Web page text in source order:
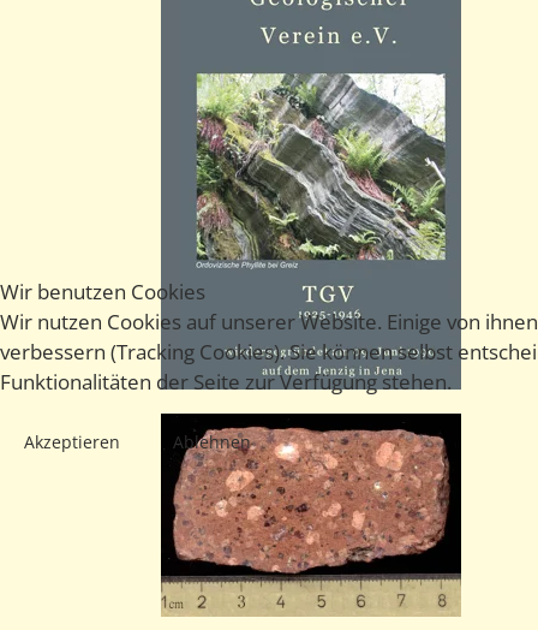
Anzeigen
ext. Link
Wir benutzen Cookies
Wir nutzen Cookies auf unserer Website. Einige von
verbessern (Tracking Cookies). Sie können selbst
Funktionalitäten der Seite zur Verfügung stehen.
Akzeptieren Ablehnen